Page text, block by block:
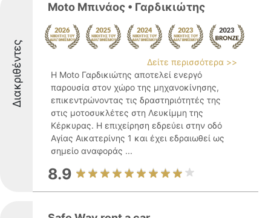
Διακριθέντες
Moto Μπινάος • Γαρδικιώτης
Δείτε περισσότερα >>
Η Moto Γαρδικιώτης αποτελεί ενεργό
παρουσία στον χώρο της μηχανοκίνησης,
επικεντρώνοντας τις δραστηριότητές της
στις μοτοσυκλέτες στη Λευκίμμη της
Κέρκυρας. Η επιχείρηση εδρεύει στην οδό
Αγίας Αικατερίνης 1 και έχει εδραιωθεί ως
σημείο αναφοράς ...
8.9